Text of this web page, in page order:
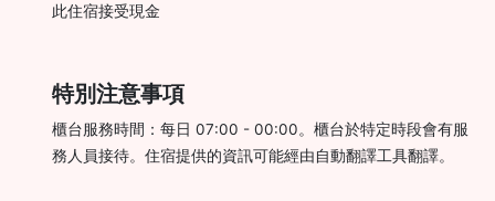
此住宿接受現金
特別注意事項
櫃台服務時間：每日 07:00 - 00:00。櫃台於特定時段會有服
務人員接待。住宿提供的資訊可能經由自動翻譯工具翻譯。